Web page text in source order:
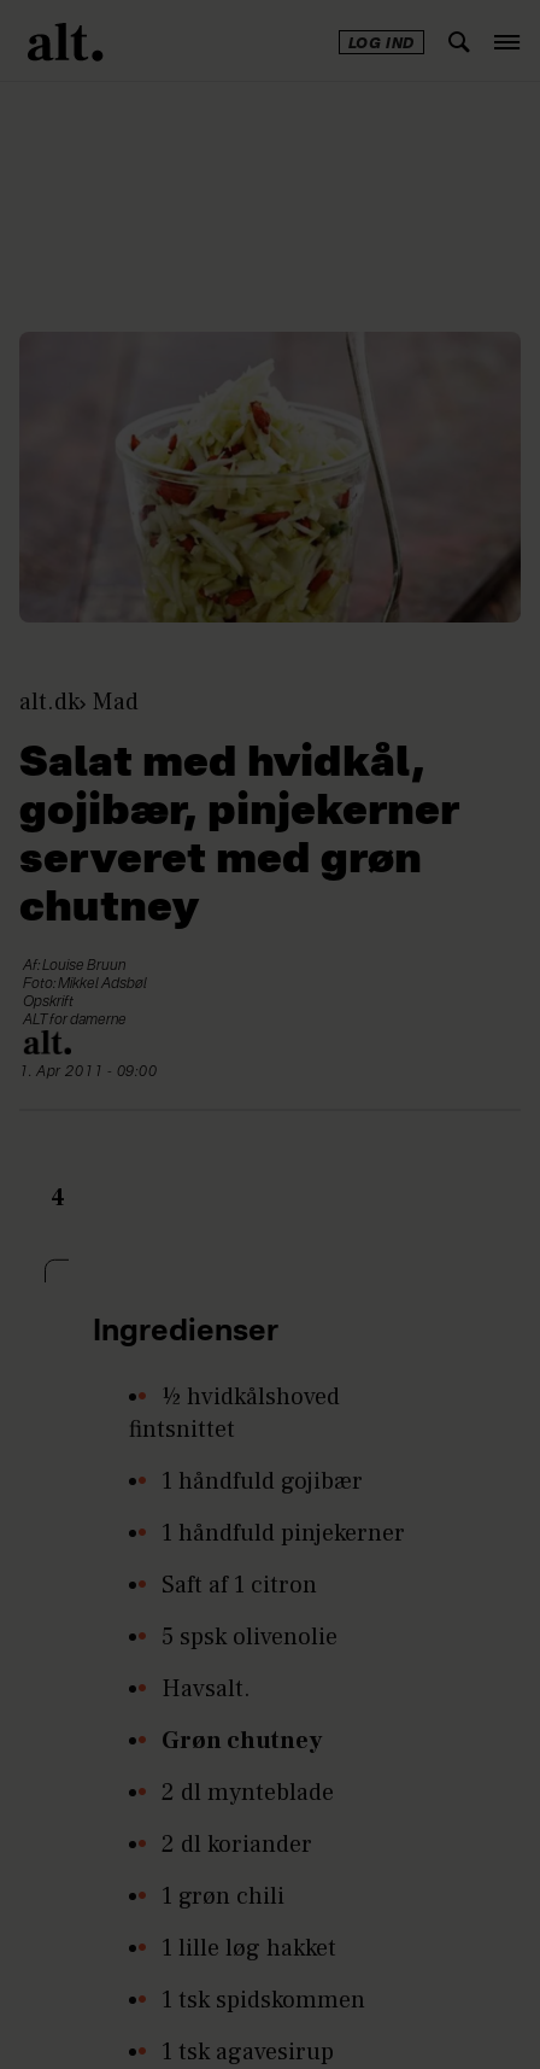
LOG IND
alt.dk Mad
Salat med hvidkål,
gojibær, pinjekerner
serveret med grøn
chutney
Af: Louise Bruun
Foto: Mikkel Adsbøl
Opskrift
ALT for damerne
1. Apr 2011 - 09:00
4
Ingredienser
½ hvidkålshoved
fintsnittet
1 håndfuld gojibær
1 håndfuld pinjekerner
Saft af 1 citron
5 spsk olivenolie
Havsalt.
Grøn chutney
2 dl mynteblade
2 dl koriander
1 grøn chili
1 lille løg hakket
1 tsk spidskommen
1 tsk agavesirup